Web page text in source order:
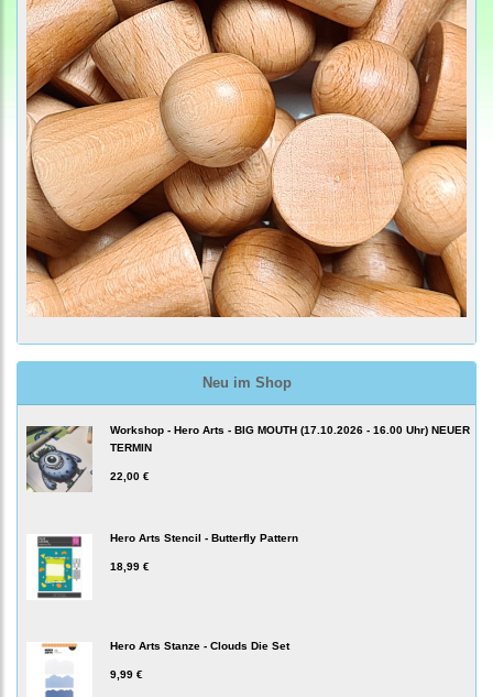
Neu im Shop
Workshop - Hero Arts - BIG MOUTH (17.10.2026 - 16.00 Uhr) NEUER
TERMIN
22,00 €
Hero Arts Stencil - Butterfly Pattern
18,99 €
Hero Arts Stanze - Clouds Die Set
9,99 €